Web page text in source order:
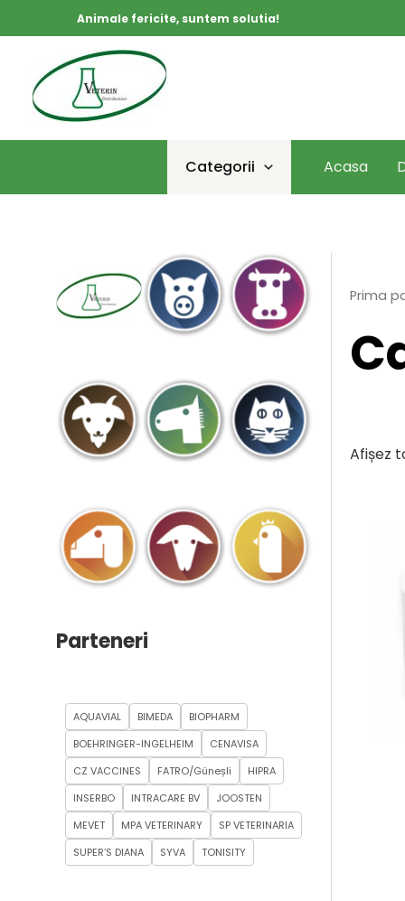
to
Animale fericite, suntem solutia!
Categorii Acasa
Parteneri
AQUAVIAL BIMEDA
BIOPHARM
BOEHRINGER-INGELHEIM
CENAVISA
CZ VACCINES
FATRO/Güneșli
HIPRA
INSERBO
INTRACARE BV
JOOSTEN
MEVET
MPA VETERINARY
SP VETERINARIA
SUPER’S DIANA
SYVA TONISITY
Prima
Afișez